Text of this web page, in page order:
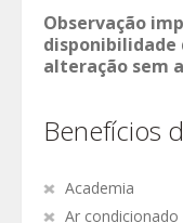
Observação
alteração sem
Benefícios
Academia
Ar condicionado